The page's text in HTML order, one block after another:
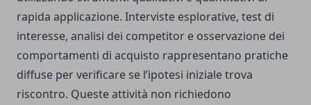
rapida applicazione. Interviste esplorative, test di
interesse, analisi dei competitor e osservazione dei
comportamenti di acquisto rappresentano pratiche
diffuse per verificare se l’ipotesi iniziale trova
riscontro. Queste attività non richiedono